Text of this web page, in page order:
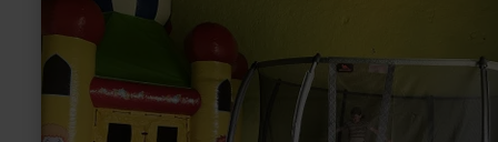
Kinder
Spielscheune